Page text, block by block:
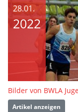
28.01.
2022
Bilder von BWLA
Artikel anzeigen